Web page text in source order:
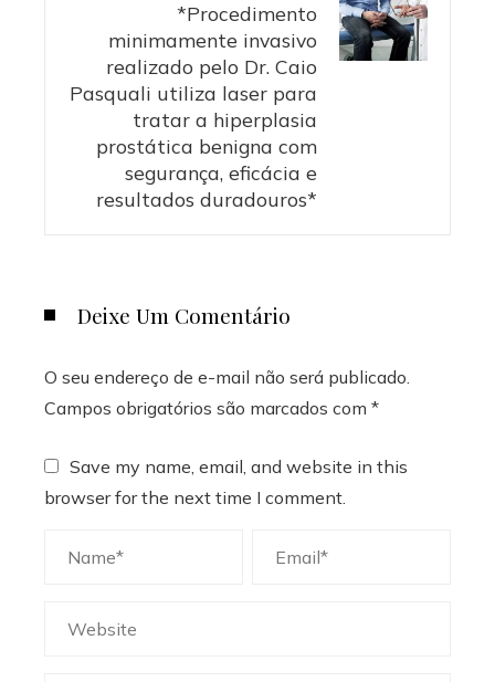
*Procedimento
minimamente invasivo
realizado pelo Dr. Caio
Pasquali utiliza laser para
tratar a hiperplasia
prostática benigna com
segurança, eficácia e
resultados duradouros*
Deixe Um Comentário
O seu endereço de e-mail não será publicado.
Campos obrigatórios são marcados com *
Save my name, email, and website in this
browser for the next time I comment.